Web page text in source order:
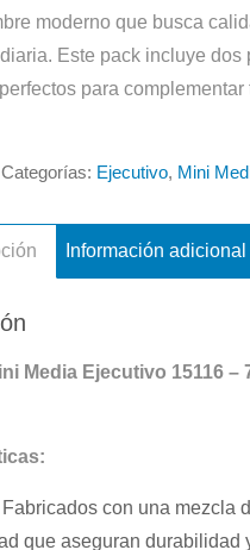
moderno que busca
Este pack incluye dos
para complementar
Categorías: Ejecutivo, Mini
Información adicional
Media Ejecutivo 15116 –
Fabricados con una mezcla
que aseguran durabilidad